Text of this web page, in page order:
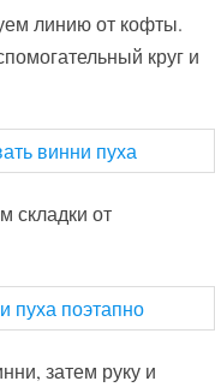
линию от кофты.
круг и
складки от
затем руку и